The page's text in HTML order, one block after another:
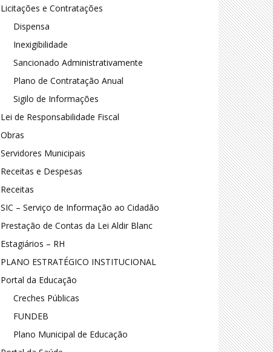
Licitações e Contratações
Dispensa
Inexigibilidade
Sancionado Administrativamente
Plano de Contratação Anual
Sigilo de Informações
Lei de Responsabilidade Fiscal
Obras
Servidores Municipais
Receitas e Despesas
Receitas
SIC – Serviço de Informação ao Cidadão
Prestação de Contas da Lei Aldir Blanc
Estagiários – RH
PLANO ESTRATÉGICO INSTITUCIONAL
Portal da Educação
Creches Públicas
FUNDEB
Plano Municipal de Educação